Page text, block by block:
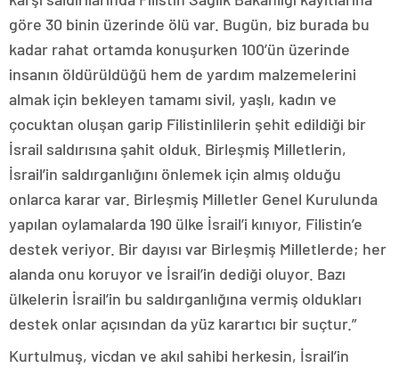
göre 30 binin üzerinde ölü var. Bugün, biz burada bu
kadar rahat ortamda konuşurken 100’ün üzerinde
insanın öldürüldüğü hem de yardım malzemelerini
almak için bekleyen tamamı sivil, yaşlı, kadın ve
çocuktan oluşan garip Filistinlilerin şehit edildiği bir
İsrail saldırısına şahit olduk. Birleşmiş Milletlerin,
İsrail’in saldırganlığını önlemek için almış olduğu
onlarca karar var. Birleşmiş Milletler Genel Kurulunda
yapılan oylamalarda 190 ülke İsrail’i kınıyor, Filistin’e
destek veriyor. Bir dayısı var Birleşmiş Milletlerde; her
alanda onu koruyor ve İsrail’in dediği oluyor. Bazı
ülkelerin İsrail’in bu saldırganlığına vermiş oldukları
destek onlar açısından da yüz karartıcı bir suçtur.”
Kurtulmuş, vicdan ve akıl sahibi herkesin, İsrail’in